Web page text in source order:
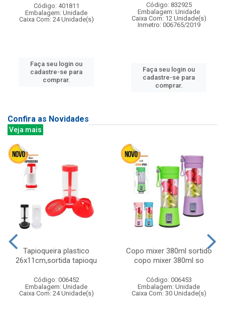
Código: 401811
Embalagem: Unidade
Caixa Com: 24 Unidade(s)
Faça seu login ou
cadastre-se para
comprar.
Código: 832925
Embalagem: Unidade
Caixa Com: 12 Unidade(s)
Inmetro: 006765/2019
Faça seu login ou
cadastre-se para
comprar.
Confira as Novidades
Veja mais
Tapioqueira plastico
26x11cm,sortida tapioqu
Código: 006452
Embalagem: Unidade
Caixa Com: 24 Unidade(s)
Copo mixer 380ml sortido
copo mixer 380ml so
Código: 006453
Embalagem: Unidade
Caixa Com: 30 Unidade(s)